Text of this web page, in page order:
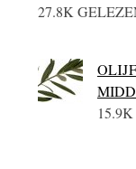
27.8K